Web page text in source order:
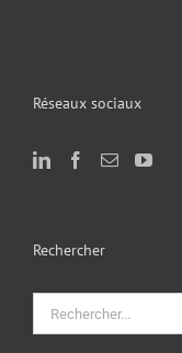
Réseaux sociaux
Rechercher
Rechercher: